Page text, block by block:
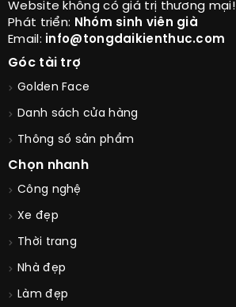
Website không có giá trị thương mại!
Phát triển: Nhóm sinh viên già
Email: info@tongdaikienthuc.com
Góc tài trợ
Golden Face
Danh sách cửa hàng
Thông số sản phẩm
Chọn nhanh
Công nghệ
Xe đẹp
Thời trang
Nhà đẹp
Làm đẹp